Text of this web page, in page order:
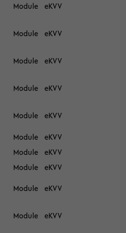
Module eKVV
Module eKVV
Module eKVV
Module eKVV
Module eKVV
Module eKVV
Module eKVV
Module eKVV
Module eKVV
Module eKVV